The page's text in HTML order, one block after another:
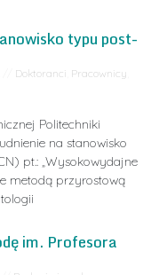
typu post-
Doktoranci Pracownicy
Politechniki
na stanowisko
pt.: „Wysokowydajne
metodą przyrostową
im. Profesora